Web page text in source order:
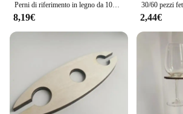
Perni di riferimento in legno da 100*20mm legname di legno che gira gli spazi vuoti penna che fa bastone rotondo dimensioni personalizzate lavorazione del legno pezzi fai da te
8,19€ 2,44€